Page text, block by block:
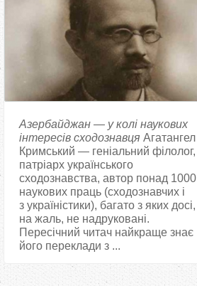
Азербайджан — у колі наукових
інтересів сходознавця Агатангел
Кримський — геніальний філолог,
патріарх українського
сходознавства, автор понад 1000
наукових праць (сходознавчих і
з україністики), багато з яких досі,
на жаль, не надруковані.
Пересічний читач найкраще знає
його переклади з ...